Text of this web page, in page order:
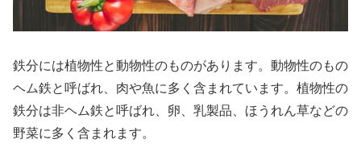
鉄分には植物性と動物性のものがあります。動物性のもの
ヘム鉄と呼ばれ、肉や魚に多く含まれています。植物性の
鉄分は非ヘム鉄と呼ばれ、卵、乳製品、ほうれん草などの
野菜に多く含まれます。